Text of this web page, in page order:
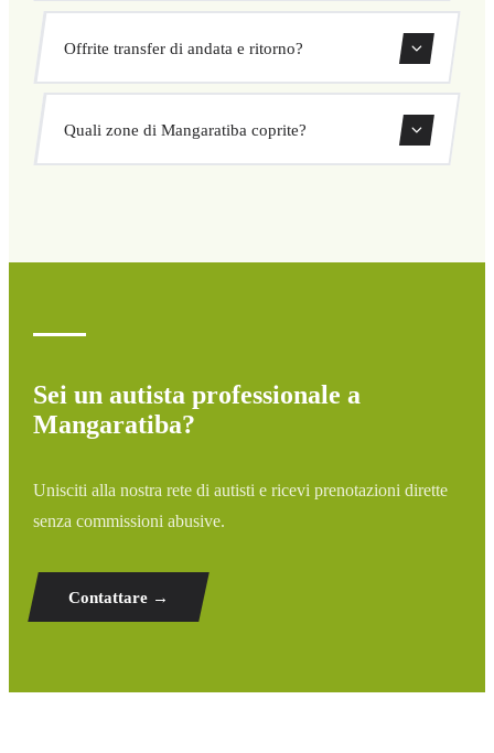
fisso concordato prima della partenza. Nessun costo
nascosto né sorprese. Consulta il tuo prezzo subito nel
Offrite transfer di andata e ritorno?
ritorno direttamente dal nostro sistema di prenotazione.
Quali zone di Mangaratiba coprite?
Sei un autista professionale a
Mangaratiba?
Unisciti alla nostra rete di autisti e ricevi prenotazioni dirette
senza commissioni abusive.
Contattare →